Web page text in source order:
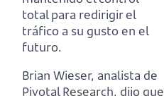
total para redirigir el
tráfico a su gusto en el
futuro.
Brian Wieser, analista de
Pivotal Research, dijo que